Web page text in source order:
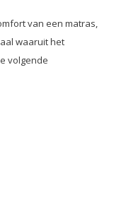
van een matras,
waaruit het
volgende